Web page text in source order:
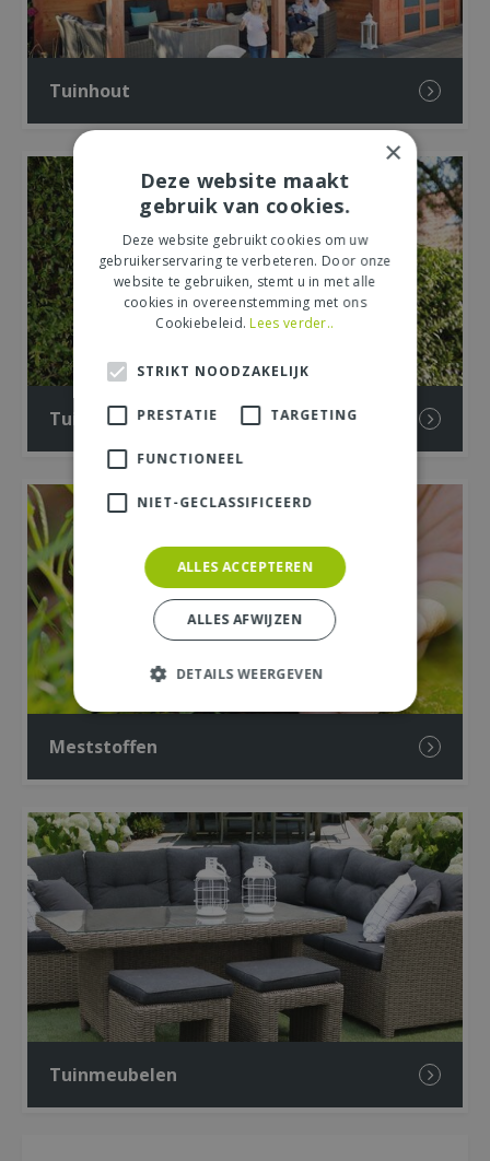
Tuinhout
Tuinieren
Meststoffen
Tuinmeubelen
×
Deze website maakt
gebruik van cookies.
Deze website gebruikt cookies om uw
gebruikerservaring te verbeteren. Door onze
website te gebruiken, stemt u in met alle
cookies in overeenstemming met ons
Cookiebeleid. Lees verder..
STRIKT NOODZAKELIJK
PRESTATIE TARGETING
FUNCTIONEEL
NIET-GECLASSIFICEERD
ALLES ACCEPTEREN
ALLES AFWIJZEN
DETAILS WEERGEVEN